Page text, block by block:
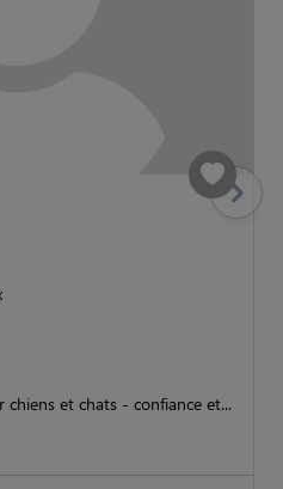
et chats - confiance et...
Suivant